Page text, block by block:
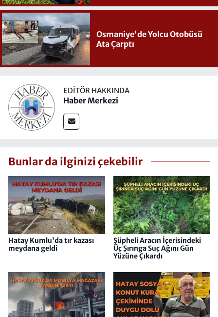
Osmaniye'de Yolcu Otobüsü
Ata Çarptı
EDITÖR HAKKINDA
Haber Merkezi
Bunlar da ilginizi çekebilir
Hatay Kumlu'da tır kazası
meydana geldi
Şüpheli Aracın İçerisindeki
Üç Şırınga Suç Ağını Gün
Yüzüne Çıkardı